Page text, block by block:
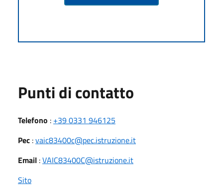
Punti di contatto
Telefono : +39 0331 946125
Pec :vaic83400c@pec.istruzione.it
Email :VAIC83400C@istruzione.it
Sito